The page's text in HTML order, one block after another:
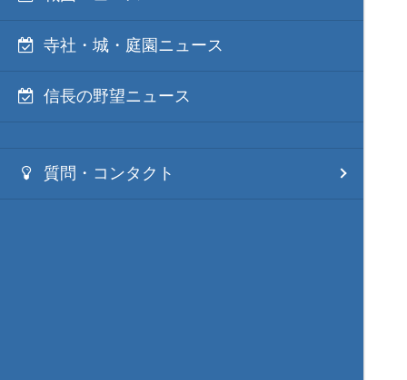
寺社・城・庭園ニュース
信長の野望ニュース
質問・コンタクト